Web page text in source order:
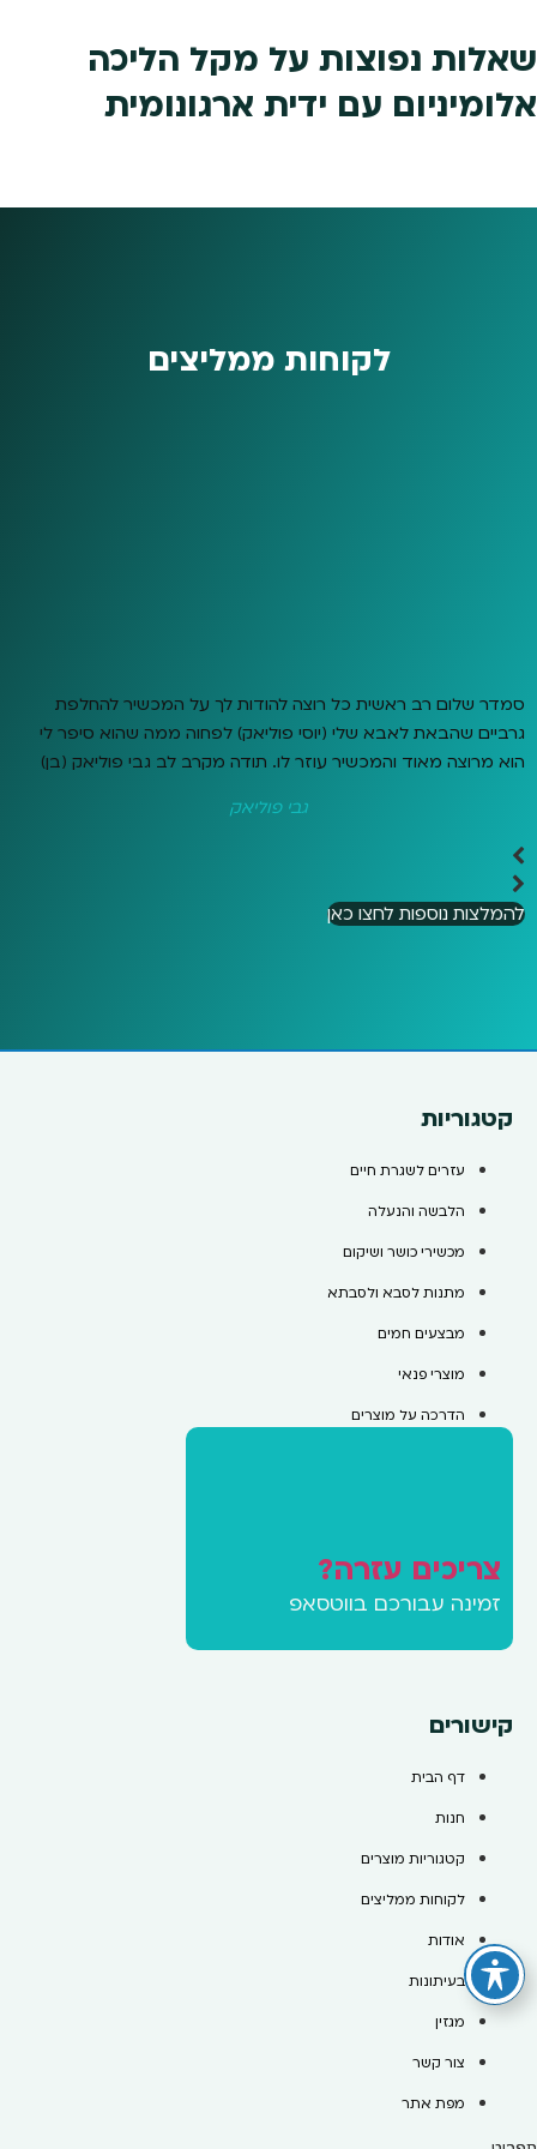
שאלות נפוצות על מקל הליכה
אלומיניום עם ידית ארגונומית
לקוחות ממליצים
סמדר שלום רב ראשית כל רוצה להודות לך על המכשיר להחלפת
גרביים שהבאת לאבא שלי (יוסי פוליאק) לפחוה ממה שהוא סיפר לי
הוא מרוצה מאוד והמכשיר עוזר לו. תודה מקרב לב גבי פוליאק (בן)
גבי פוליאק
להמלצות נוספות לחצו כאן
קטגוריות
עזרים לשגרת חיים
הלבשה והנעלה
מכשירי כושר ושיקום
מתנות לסבא ולסבתא
מבצעים חמים
מוצרי פנאי
הדרכה על מוצרים
צריכים עזרה?
זמינה עבורכם בווטסאפ
קישורים
דף הבית
חנות
קטגוריות מוצרים
לקוחות ממליצים
אודות
בעיתונות
מגזין
צור קשר
מפת אתר